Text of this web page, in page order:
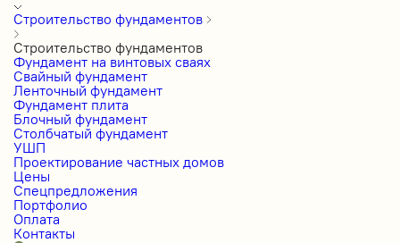
Строительство фундаментов
Строительство фундаментов
Фундамент на винтовых сваях
Свайный фундамент
Ленточный фундамент
Фундамент плита
Блочный фундамент
Столбчатый фундамент
УШП
Проектирование частных домов
Цены
Спецпредложения
Портфолио
Оплата
Контакты